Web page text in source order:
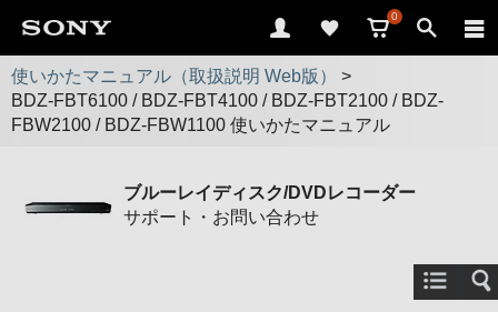
0
使いかたマニュアル（取扱説明 Web版）
>
BDZ-FBT6100 / BDZ-FBT4100 / BDZ-FBT2100 / BDZ-
FBW2100 / BDZ-FBW1100 使いかたマニュアル
ブルーレイディスク/DVDレコーダー
サポート・お問い合わせ